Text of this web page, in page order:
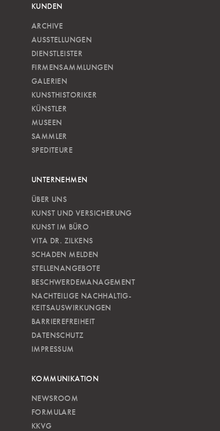
KUNDEN
ARCHIVE
AUSSTELLUNGEN
DIENSTLEISTER
FIRMENSAMMLUNGEN
GALERIEN
KUNSTHISTORIKER
KÜNSTLER
MUSEEN
SAMMLER
SPEDITEURE
UNTERNEHMEN
ÜBER UNS
KUNST UND VERSICHERUNG
KUNST IM BÜRO
VITA DR. ZILKENS
SCHADEN MELDEN
STELLENANGEBOTE
BESCHWERDEMANAGEMENT
NACHTEILIGE NACH­HALTIG­
KEITSAUSWIRKUNGEN
BARRIEREFREIHEIT
DATENSCHUTZ
IMPRESSUM
KOMMUNIKATION
NEWSROOM
FORMULARE
KKVG